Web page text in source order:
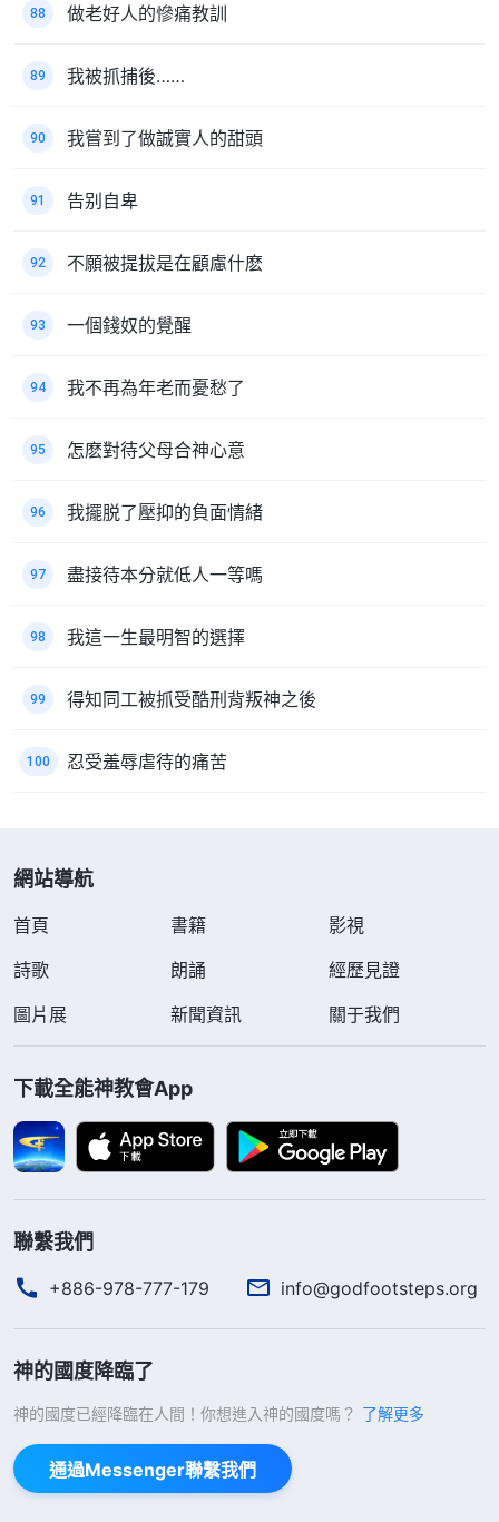
88 做老好人的慘痛教訓
89 我被抓捕後……
90 我嘗到了做誠實人的甜頭
91 告别自卑
92 不願被提拔是在顧慮什麽
93 一個錢奴的覺醒
94 我不再為年老而憂愁了
95 怎麽對待父母合神心意
96 我擺脱了壓抑的負面情緒
97 盡接待本分就低人一等嗎
98 我這一生最明智的選擇
99 得知同工被抓受酷刑背叛神之後
100 忍受羞辱虐待的痛苦
網站導航
首頁 書籍
影視
詩歌
朗誦
經歷見證
圖片展
新聞資訊 關于我們
下載全能神教會App
聯繫我們
+886-978-777-179 info@godfootsteps.org
神的國度降臨了
神的國度已經降臨在人間！你想進入神的國度嗎？ 了解更多
通過Messenger聯繫我們